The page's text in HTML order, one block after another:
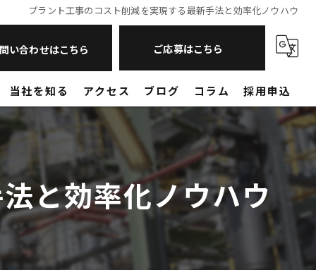
プラント工事のコスト削減を実現する最新手法と効率化ノウハウ
い合わせはこちら ご応募はこちら
当社を知る
現場作業員
営業
未経験
転職
アクセス ブログ コラム 採用申込
と効率化ノウハウ